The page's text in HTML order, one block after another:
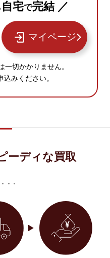
自宅で完結 ／
マイページ
一切かかりません。
みください。
ーディな買取